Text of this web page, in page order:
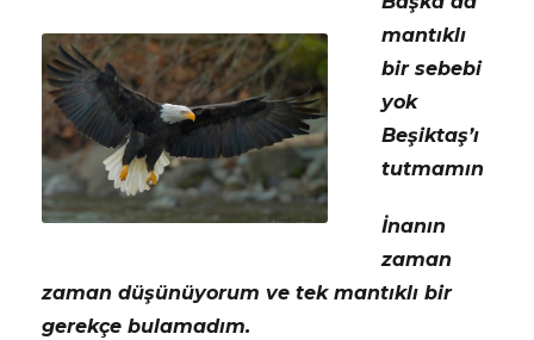
mantıklı
bir sebebi
yok
Beşiktaş’ı
tutmamın
İnanın
zaman
zaman düşünüyorum ve tek mantıklı bir
gerekçe bulamadım.